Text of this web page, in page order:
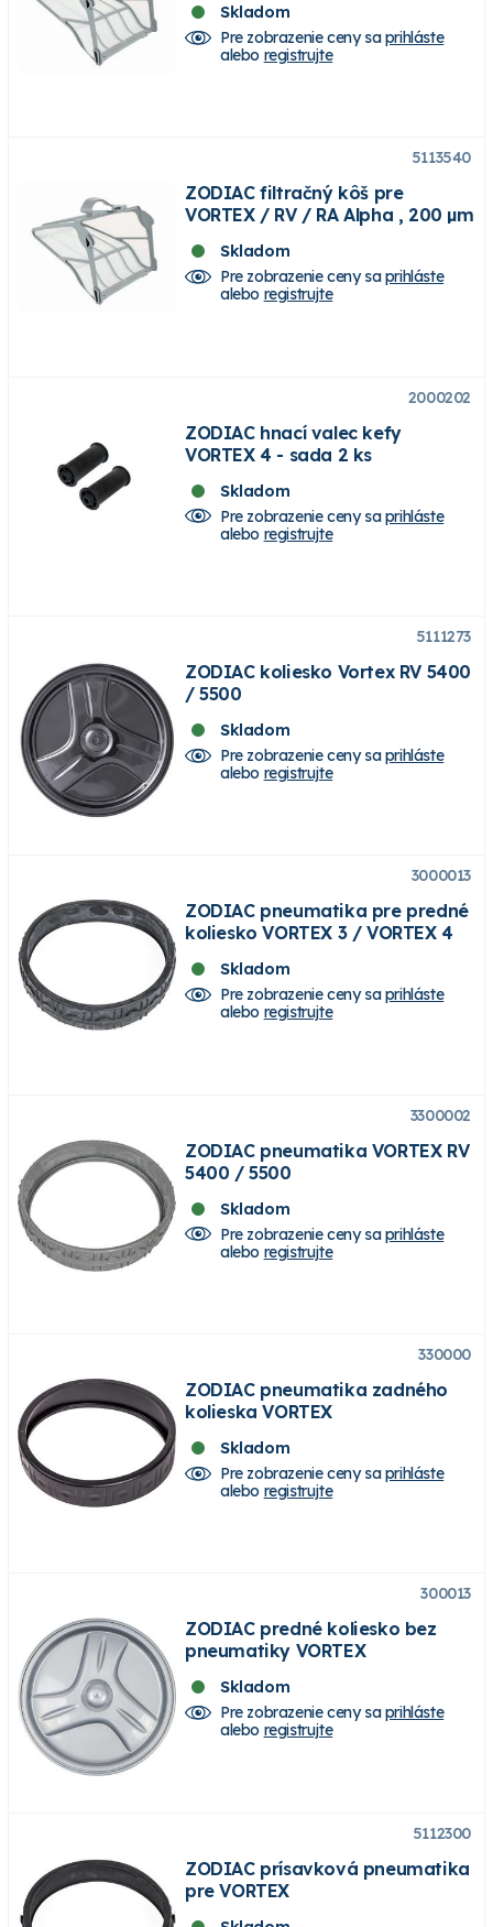
Skladom
Pre zobrazenie ceny saprihláste
alebo registrujte
5113540
ZODIAC filtračný kôš pre
VORTEX / RV / RA Alpha , 200 µm
Skladom
Pre zobrazenie ceny saprihláste
alebo registrujte
2000202
ZODIAC hnací valec kefy
VORTEX 4 - sada 2 ks
Skladom
Pre zobrazenie ceny saprihláste
alebo registrujte
5111273
ZODIAC koliesko Vortex RV 5400
/ 5500
Skladom
Pre zobrazenie ceny saprihláste
alebo registrujte
3000013
ZODIAC pneumatika pre predné
koliesko VORTEX 3 / VORTEX 4
Skladom
Pre zobrazenie ceny saprihláste
alebo registrujte
3300002
ZODIAC pneumatika VORTEX RV
5400 / 5500
Skladom
Pre zobrazenie ceny saprihláste
alebo registrujte
330000
ZODIAC pneumatika zadného
kolieska VORTEX
Skladom
Pre zobrazenie ceny saprihláste
alebo registrujte
300013
ZODIAC predné koliesko bez
pneumatiky VORTEX
Skladom
Pre zobrazenie ceny saprihláste
alebo registrujte
5112300
ZODIAC prísavková pneumatika
pre VORTEX